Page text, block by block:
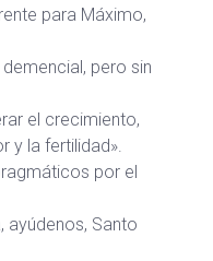
para Máximo,
pero sin
el crecimiento,
y la fertilidad».
por el
ayúdenos, Santo